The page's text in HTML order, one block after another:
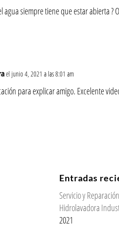
agua siempre tiene que estar abierta ?
el junio 4, 2021 a las 8:01 am
para explicar amigo. Excelente
Entradas
Servicio y
Hidrolavadora
2021